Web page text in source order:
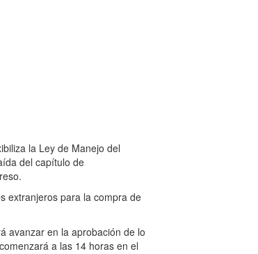
la Ley de Manejo del
del capítulo de
extranjeros para la compra de
avanzar en la aprobación de lo
a las 14 horas en el